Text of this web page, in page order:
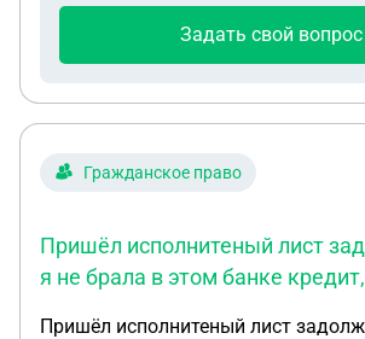
поэтому ни нотариус, ни мы не
узнать. Должны ли мы платить
Задать свой вопрос
Гражданское право
Пришёл исполнитеный лист
я не брала в этом банке
Пришёл исполнитеный лист